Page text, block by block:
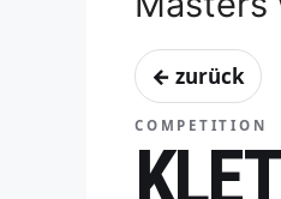
← zurück
COMPETITION